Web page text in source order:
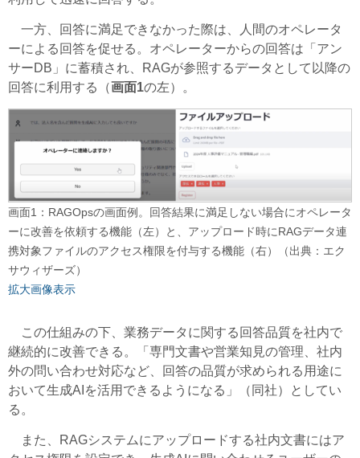
一方、回答に満足できなかった際は、人間のオペレータ
ーによる回答を促せる。オペレーターからの回答は「アン
サーDB」に蓄積され、RAGが参照するデータとして以降の
回答に利用する（画面1の左）。
画面1：RAGOpsの画面例。回答結果に満足しない場合にオペレータ
ーに改善を依頼する機能（左）と、アップロード時にRAGデータ連
携対象ファイルのアクセス権限を付与する機能（右）（出典：エク
サウィザーズ）
拡大画像表示
この仕組みの下、業務データに関する回答品質を社内で
継続的に改善できる。「専門文書や営業知見の管理、社内
外の問い合わせ対応など、回答の品質が求められる用途に
おいて生成AIを活用できるようになる」（同社）としてい
る。
また、RAGシステムにアップロードする社内文書にはア